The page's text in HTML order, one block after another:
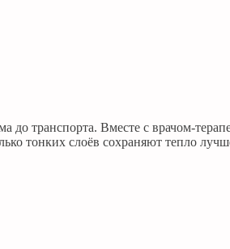
транспорта. Вместе с врачом-
тонких слоёв сохраняют тепло